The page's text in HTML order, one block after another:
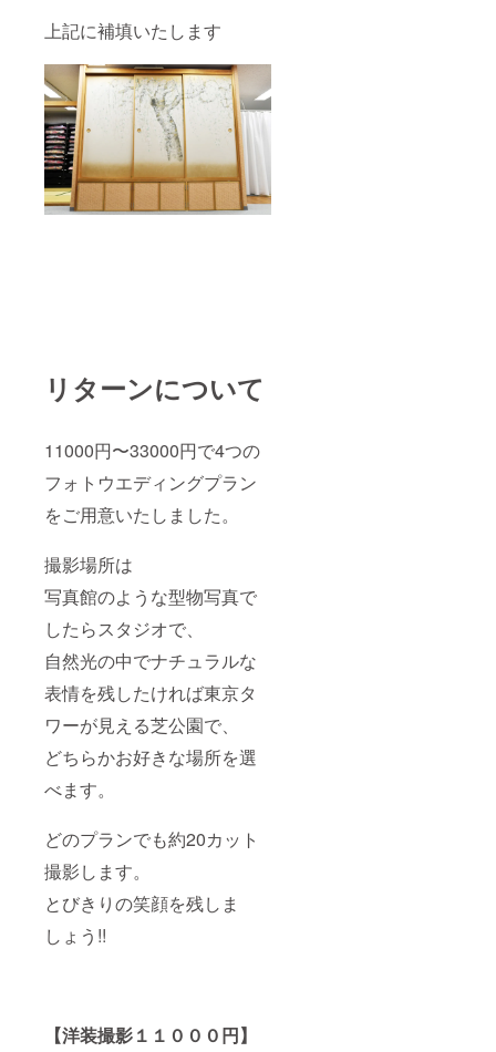
上記に補填いたします
リターンについて
11000円〜33000円で4つの
フォトウエディングプラン
をご用意いたしました。
撮影場所は
写真館のような型物写真で
したらスタジオで、
自然光の中でナチュラルな
表情を残したければ東京タ
ワーが見える芝公園で、
どちらかお好きな場所を選
べます。
どのプランでも約20カット
撮影します。
とびきりの笑顔を残しま
しょう!!
【洋装撮影１１０００円】